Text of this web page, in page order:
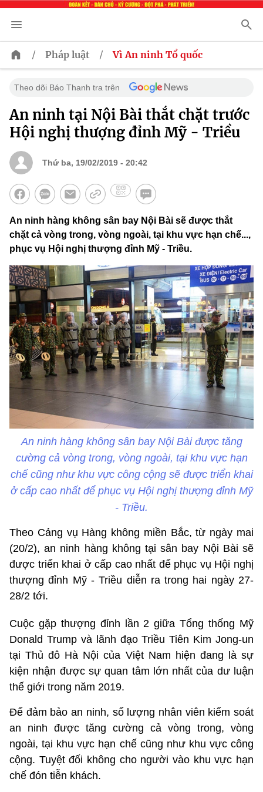
/ Pháp luật / Vì An ninh Tổ quốc
Theo dõi Báo Thanh tra trên
An ninh tại Nội Bài thắt chặt trước
Hội nghị thượng đỉnh Mỹ - Triều
Thứ ba, 19/02/2019 - 20:42
An ninh hàng không sân bay Nội Bài sẽ được thắt
chặt cả vòng trong, vòng ngoài, tại khu vực hạn chế...,
phục vụ Hội nghị thượng đỉnh Mỹ - Triều.
An ninh hàng không sân bay Nội Bài được tăng
cường cả vòng trong, vòng ngoài, tại khu vực hạn
chế cũng như khu vực công cộng sẽ được triển khai
ở cấp cao nhất để phục vụ Hội nghị thượng đỉnh Mỹ
- Triều.
Theo Cảng vụ Hàng không miền Bắc, từ ngày mai
(20/2), an ninh hàng không tại sân bay Nội Bài sẽ
được triển khai ở cấp cao nhất để phục vụ Hội nghị
thượng đỉnh Mỹ - Triều diễn ra trong hai ngày 27-
28/2 tới.
Cuộc gặp thượng đỉnh lần 2 giữa Tổng thống Mỹ
Donald Trump và lãnh đạo Triều Tiên Kim Jong-un
tại Thủ đô Hà Nội của Việt Nam hiện đang là sự
kiện nhận được sự quan tâm lớn nhất của dư luận
thế giới trong năm 2019.
Để đảm bảo an ninh, số lượng nhân viên kiểm soát
an ninh được tăng cường cả vòng trong, vòng
ngoài, tại khu vực hạn chế cũng như khu vực công
cộng. Tuyệt đối không cho người vào khu vực hạn
chế đón tiễn khách.